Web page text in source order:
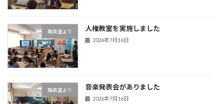
職員室より 人権教室を実施しました
2026年7月16日
職員室より 音楽発表会がありました
2026年7月16日